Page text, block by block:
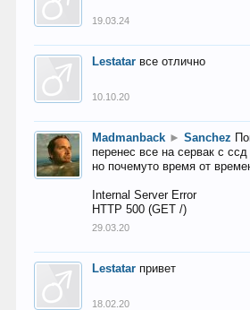
19.03.24
Lestatar все отлично
10.10.20
Madmanback ► Sanchez
перенес все на сервак с
но почемуто время от
Internal Server Error
HTTP 500 (GET /)
29.03.20
Lestatar привет
18.02.20